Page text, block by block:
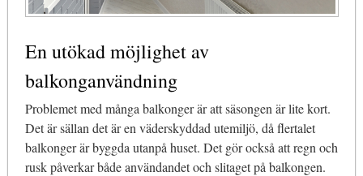
En utökad möjlighet av
balkonganvändning
Problemet med många balkonger är att säsongen är lite kort.
Det är sällan det är en väderskyddad utemiljö, då flertalet
balkonger är byggda utanpå huset. Det gör också att regn och
rusk påverkar både användandet och slitaget på balkongen.